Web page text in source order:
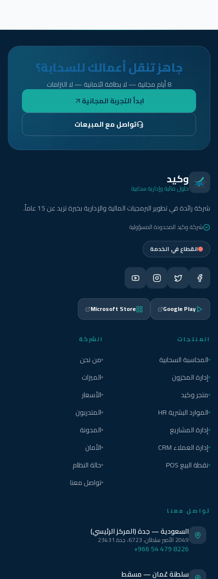
جاهز تنقل أعمالك للسحابة؟
8 أيام مجانية — لا بطاقة ائتمانية — لا التزامات
ابدأ التجربة المجانية
تواصل مع المبيعات
وكيد
حلول مالية وإدارية سحابية
شركة رائدة في تطوير البرمجيات المالية والإدارية بخبرة تزيد عن 15 عاماً.
شركة وكيد المحدودة المسؤولية
انقطاع في الخدمة
Google Play
Microsoft Store
المنتجات
المحاسبة السحابية
إدارة المخزون
متجر وكيد
الموارد البشرية HR
إدارة المشاريع
إدارة العملاء CRM
نقطة البيع POS
الشركة
من نحن
الميزات
الأسعار
المتدربون
المدونة
الأمان
حالة النظام
تواصل معنا
تواصل معنا
السعودية — جدة (المركز الرئيسي)
2049 الأمير سلطان، 6723، جدة 23431
+966 54 479 8226
سلطنة عُمان — مسقط